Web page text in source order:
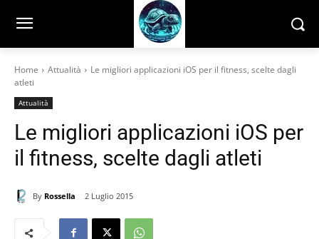
Home Attualità
Le migliori applicazioni iOS per il fitness, scelte dagli
atleti
Attualità
Le migliori applicazioni iOS per
il fitness, scelte dagli atleti
By Rossella 2 Luglio 2015